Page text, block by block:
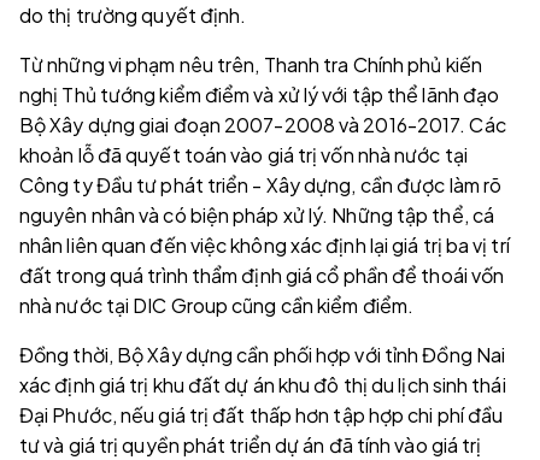
do thị trường quyết định.
Từ những vi phạm nêu trên, Thanh tra Chính phủ kiến
nghị Thủ tướng kiểm điểm và xử lý với tập thể lãnh đạo
Bộ Xây dựng giai đoạn 2007-2008 và 2016-2017. Các
khoản lỗ đã quyết toán vào giá trị vốn nhà nước tại
Công ty Đầu tư phát triển - Xây dựng, cần được làm rõ
nguyên nhân và có biện pháp xử lý. Những tập thể, cá
nhân liên quan đến việc không xác định lại giá trị ba vị trí
đất trong quá trình thẩm định giá cổ phần để thoái vốn
nhà nước tại DIC Group cũng cần kiểm điểm.
Đồng thời, Bộ Xây dựng cần phối hợp với tỉnh Đồng Nai
xác định giá trị khu đất dự án khu đô thị du lịch sinh thái
Đại Phước, nếu giá trị đất thấp hơn tập hợp chi phí đầu
tư và giá trị quyền phát triển dự án đã tính vào giá trị